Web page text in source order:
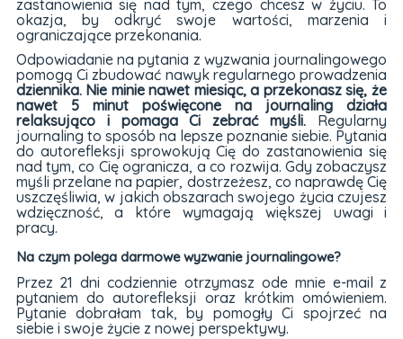
zastanowienia się nad tym, czego chcesz w życiu. To
okazja, by odkryć swoje wartości, marzenia i
ograniczające przekonania.
Odpowiadanie na pytania z wyzwania journalingowego
pomogą Ci zbudować nawyk regularnego prowadzenia
dziennika. Nie minie nawet miesiąc, a przekonasz się, że
nawet 5 minut poświęcone na journaling działa
relaksująco i pomaga Ci zebrać myśli. Regularny
journaling to sposób na lepsze poznanie siebie. Pytania
do autorefleksji sprowokują Cię do zastanowienia się
nad tym, co Cię ogranicza, a co rozwija. Gdy zobaczysz
myśli przelane na papier, dostrzeżesz, co naprawdę Cię
uszczęśliwia, w jakich obszarach swojego życia czujesz
wdzięczność, a które wymagają większej uwagi i
pracy.
Na czym polega darmowe wyzwanie journalingowe?
Przez 21 dni codziennie otrzymasz ode mnie e-mail z
pytaniem do autorefleksji oraz krótkim omówieniem.
Pytanie dobrałam tak, by pomogły Ci spojrzeć na
siebie i swoje życie z nowej perspektywy.